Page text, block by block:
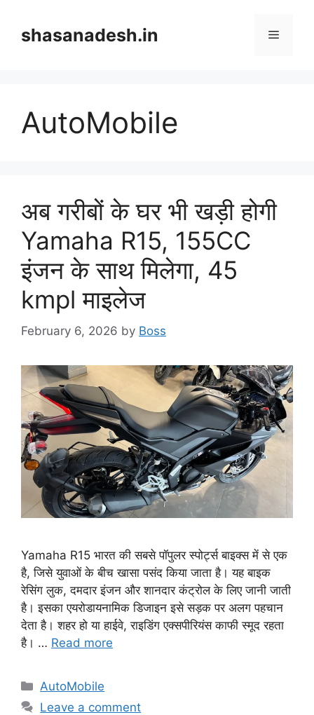
contentshasanadesh.in Menu
AutoMobile
अब गरीबों के घर भी खड़ी होगी
Yamaha R15, 155CC
इंजन के साथ मिलेगा, 45
kmpl माइलेज
February 6, 2026 by Boss
Yamaha R15 भारत की सबसे पॉपुलर स्पोर्ट्स बाइक्स में से एक
है, जिसे युवाओं के बीच खासा पसंद किया जाता है। यह बाइक
रेसिंग लुक, दमदार इंजन और शानदार कंट्रोल के लिए जानी जाती
है। इसका एयरोडायनामिक डिजाइन इसे सड़क पर अलग पहचान
देता है। शहर हो या हाईवे, राइडिंग एक्सपीरियंस काफी स्मूद रहता
है। … Read more
Categories
AutoMobile
Leave a comment